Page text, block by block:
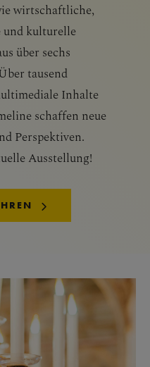
wirtschaftliche,
und kulturelle
über sechs
tausend
Inhalte
schaffen neue
Perspektiven.
Ausstellung!